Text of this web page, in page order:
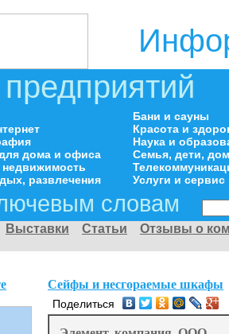
предприятий
дома и офиса
развлечения
Бани и сауны
Красота и
Наука и
Семья, дети,
Услуги и сервис
словам
Выставки Статьи
Отзывы о
Сейфы и несгораемые шкафы
Поделиться